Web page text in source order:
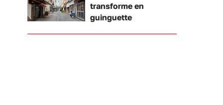
transforme en
guinguette